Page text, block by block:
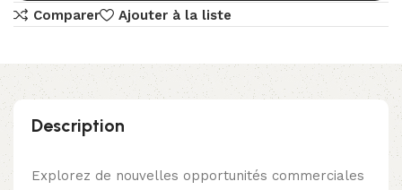
Comparer
Ajouter à la liste
Description
Explorez de nouvelles opportunités commerciales